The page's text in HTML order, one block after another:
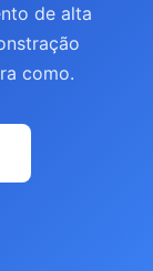
de alta
como.